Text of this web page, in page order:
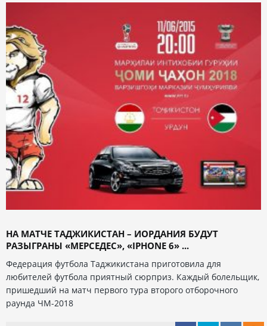
НА МАТЧЕ ТАДЖИКИСТАН – ИОРДАНИЯ БУДУТ
РАЗЫГРАНЫ «МЕРСЕДЕС», «IPHONE 6» ...
Федерация футбола Таджикистана приготовила для
любителей футбола приятный сюрприз. Каждый болельщик,
пришедший на матч первого тура второго отборочного
раунда ЧМ-2018